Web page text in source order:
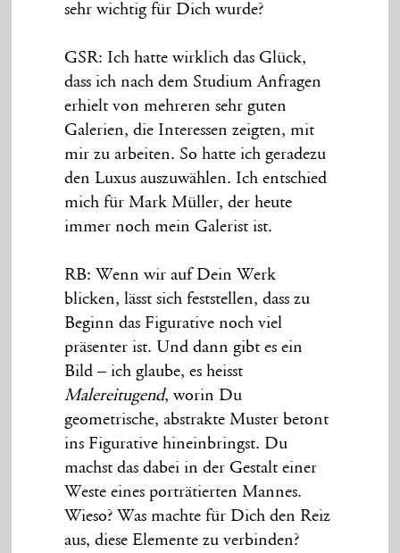
sehr wichtig für Dich wurde?
GSR: Ich hatte wirklich das Glück,
dass ich nach dem Studium Anfragen
erhielt von mehreren sehr guten
Galerien, die Interessen zeigten, mit
mir zu arbeiten. So hatte ich geradezu
den Luxus auszuwählen. Ich entschied
mich für Mark Müller, der heute
immer noch mein Galerist ist.
RB: Wenn wir auf Dein Werk
blicken, lässt sich feststellen, dass zu
Beginn das Figurative noch viel
präsenter ist. Und dann gibt es ein
Bild – ich glaube, es heisst
Malereitugend, worin Du
geometrische, abstrakte Muster betont
ins Figurative hineinbringst. Du
machst das dabei in der Gestalt einer
Weste eines porträtierten Mannes.
Wieso? Was machte für Dich den Reiz
aus, diese Elemente zu verbinden?